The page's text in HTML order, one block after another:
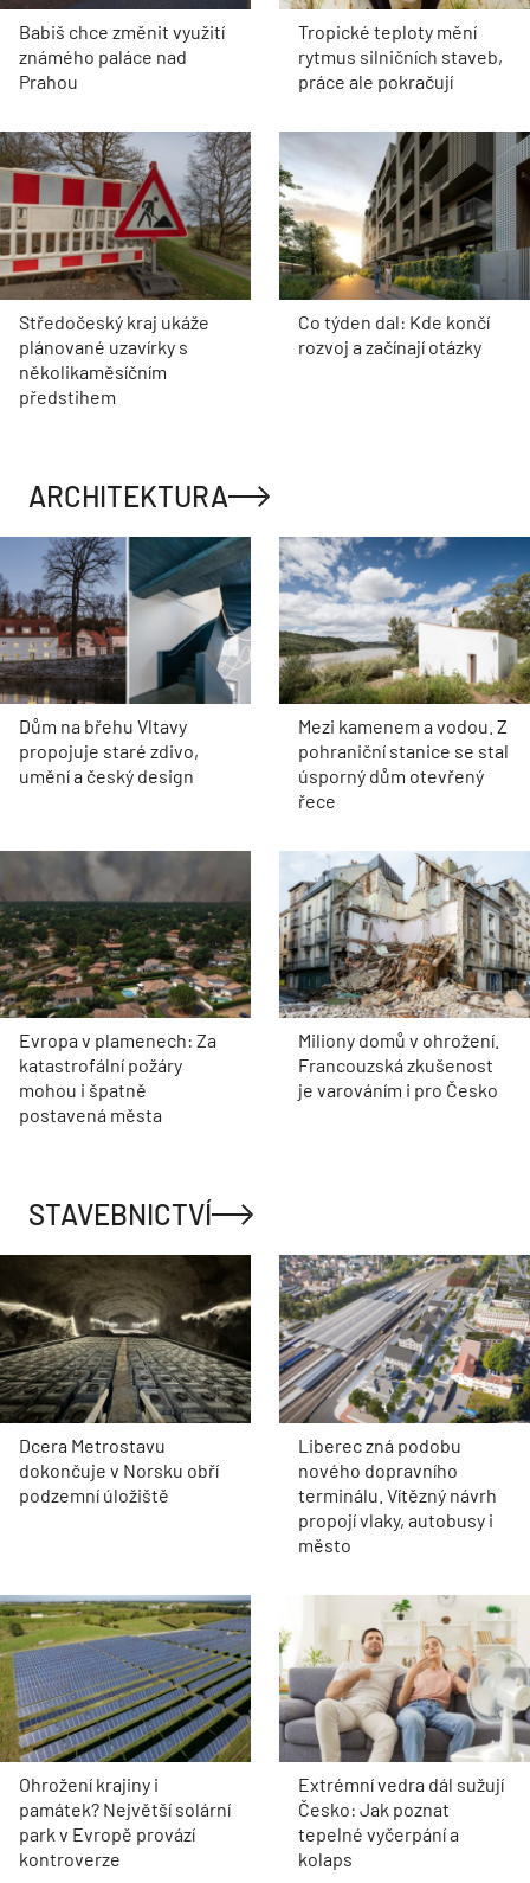
Babiš chce změnit využití
známého paláce nad
Prahou
Tropické teploty mění
rytmus silničních staveb,
práce ale pokračují
Středočeský kraj ukáže
plánované uzavírky s
několikaměsíčním
předstihem
Co týden dal: Kde končí
rozvoj a začínají otázky
ARCHITEKTURA
Dům na břehu Vltavy
propojuje staré zdivo,
umění a český design
Mezi kamenem a vodou. Z
pohraniční stanice se stal
úsporný dům otevřený
řece
Evropa v plamenech: Za
katastrofální požáry
mohou i špatně
postavená města
Miliony domů v ohrožení.
Francouzská zkušenost
je varováním i pro Česko
STAVEBNICTVÍ
Dcera Metrostavu
dokončuje v Norsku obří
podzemní úložiště
Liberec zná podobu
nového dopravního
terminálu. Vítězný návrh
propojí vlaky, autobusy i
město
Ohrožení krajiny i
památek? Největší solární
park v Evropě provází
kontroverze
Extrémní vedra dál sužují
Česko: Jak poznat
tepelné vyčerpání a
kolaps